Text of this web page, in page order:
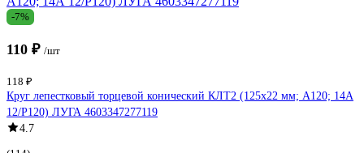
-7%
110 ₽ /шт
118 ₽
Круг лепестковый торцевой конический КЛТ2 (125х22 мм; А120; 14А
12/Р120) ЛУГА 4603347277119
4.7